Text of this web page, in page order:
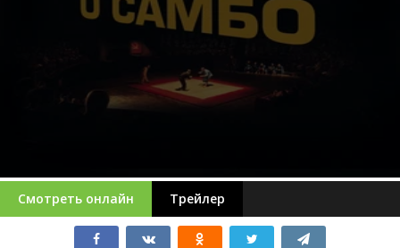
Смотреть онлайн Трейлер